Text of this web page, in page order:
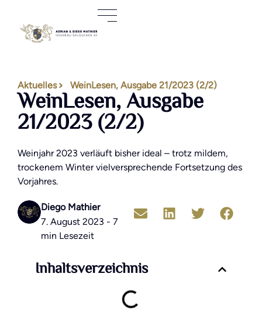
Aktuelles WeinLesen, Ausgabe 21/2023 (2/2)
WeinLesen, Ausgabe
21/2023 (2/2)
Weinjahr 2023 verläuft bisher ideal – trotz mildem,
trockenem Winter vielversprechende Fortsetzung des
Vorjahres.
Diego Mathier
7. August 2023 - 7
min Lesezeit
Inhaltsverzeichnis